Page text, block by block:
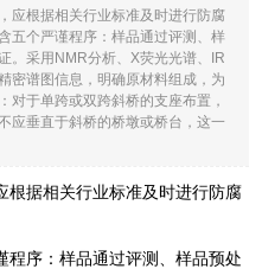
应根据相关行业标准及时进行防腐
五个严谨程序：样品通过评测、样
。采用NMR分析、X荧光光谱、IR
密谱图信息，明确原材料组成，为
对于单跨或双跨斜桥的支座布置，
应垂直于斜桥的桥墩或桥台，这一
根据相关行业标准及时进行防腐
程序：样品通过评测、样品预处